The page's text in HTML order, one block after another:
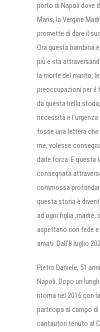
porto di Napoli dove
Maris, la Vergine
promette di dare il
Ora questa bambina
più e sta
la morte del marito,
preoccupazioni per il
da questa bella
necessità e
fosse una lettera che
me, volesse
darle forza. E questa
consegnata
commossa
questa storia è
ad ogni figlia ,madre,
aspettano con fede
amati. Dall’8 luglio
Pietro Daniele, 51
Napoli. Dopo un
ritorna nel 2016 con
partecipa al campo
cantautori tenuto al